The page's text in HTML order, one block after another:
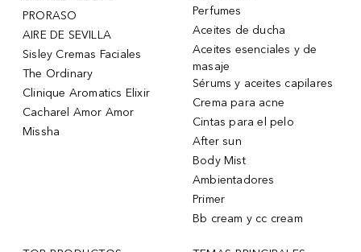
PRORASO
AIRE DE SEVILLA
Sisley Cremas Faciales
The Ordinary
Clinique Aromatics Elixir
Cacharel Amor Amor
Missha
Perfumes
Aceites de ducha
Aceites esenciales y de
masaje
Sérums y aceites capilares
Crema para acne
Cintas para el pelo
After sun
Body Mist
Ambientadores
Primer
Bb cream y cc cream